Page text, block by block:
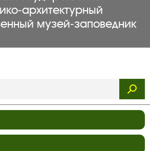
музей‑заповедник